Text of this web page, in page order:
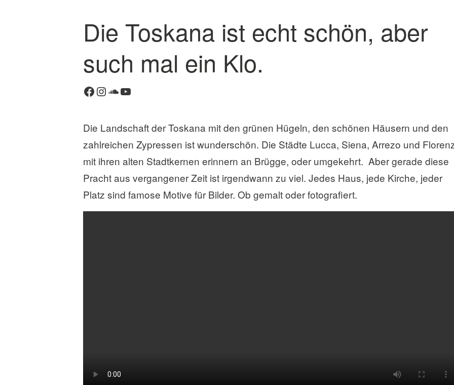
Die Toskana ist echt schön, aber
such mal ein Klo.
Facebook
Instagram
SoundCloud
YouTube
Die Landschaft der Toskana mit den grünen Hügeln, den schönen Häusern und den
zahlreichen Zypressen ist wunderschön. Die Städte Lucca, Siena, Arrezo und
mit ihren alten Stadtkernen erinnern an Brügge, oder umgekehrt. Aber gerade diese
Pracht aus vergangener Zeit ist irgendwann zu viel. Jedes Haus, jede Kirche, jeder
Platz sind famose Motive für Bilder. Ob gemalt oder fotografiert.
1
o
m
a
r